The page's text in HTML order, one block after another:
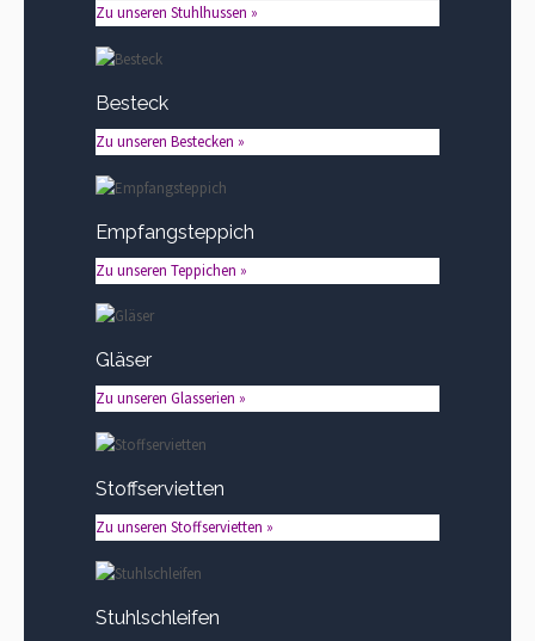
Zu unseren Stuhlhussen »
Besteck
Zu unseren Bestecken »
Empfangsteppich
Zu unseren Teppichen »
Gläser
Zu unseren Glasserien »
Stoffservietten
Zu unseren Stoffservietten »
Stuhlschleifen